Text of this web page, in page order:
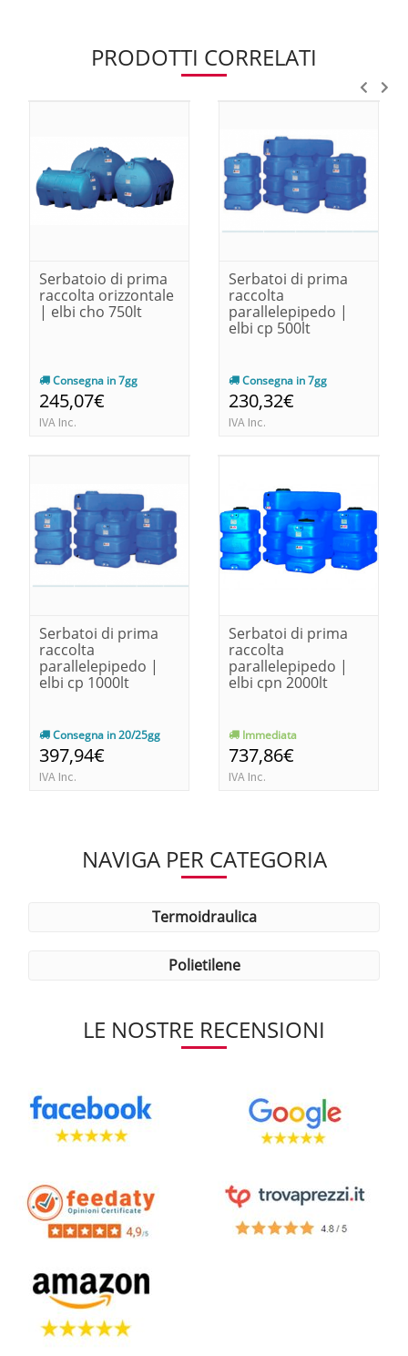
PRODOTTI CORRELATI
Serbatoio di prima
raccolta orizzontale
| elbi cho 750lt
Consegna in 7gg
245,07€
IVA Inc.
Serbatoi di prima
raccolta
parallelepipedo |
elbi cp 500lt
Consegna in 7gg
230,32€
IVA Inc.
Serbatoi di prima
raccolta
parallelepipedo |
elbi cp 1000lt
Consegna in 20/25gg
397,94€
IVA Inc.
Serbatoi di prima
raccolta
parallelepipedo |
elbi cpn 2000lt
Immediata
737,86€
IVA Inc.
NAVIGA PER CATEGORIA
termoidraulica
polietilene
LE NOSTRE RECENSIONI